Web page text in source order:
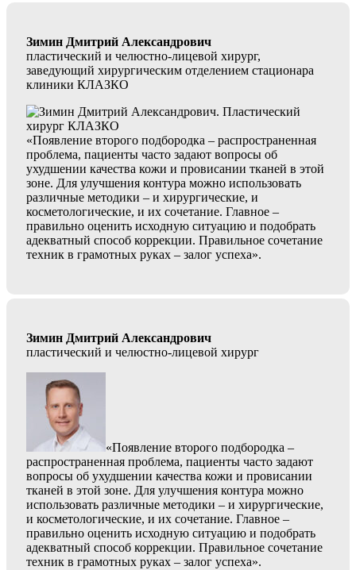
Зимин Дмитрий Александрович
пластический и челюстно-лицевой хирург,
заведующий хирургическим отделением стационара
клиники КЛАЗКО
«Появление второго подбородка – распространенная
проблема, пациенты часто задают вопросы об
ухудшении качества кожи и провисании тканей в этой
зоне. Для улучшения контура можно использовать
различные методики – и хирургические, и
косметологические, и их сочетание. Главное –
правильно оценить исходную ситуацию и подобрать
адекватный способ коррекции. Правильное сочетание
техник в грамотных руках – залог успеха».
Зимин Дмитрий Александрович
пластический и челюстно-лицевой хирург
«Появление второго подбородка –
распространенная проблема, пациенты часто задают
вопросы об ухудшении качества кожи и провисании
тканей в этой зоне. Для улучшения контура можно
использовать различные методики – и хирургические,
и косметологические, и их сочетание. Главное –
правильно оценить исходную ситуацию и подобрать
адекватный способ коррекции. Правильное сочетание
техник в грамотных руках – залог успеха».